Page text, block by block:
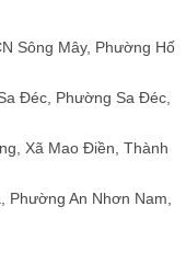
Sông Mây, Phường Hố
Đéc, Phường Sa Đéc,
Xã Mao Điền, Thành
Phường An Nhơn Nam,